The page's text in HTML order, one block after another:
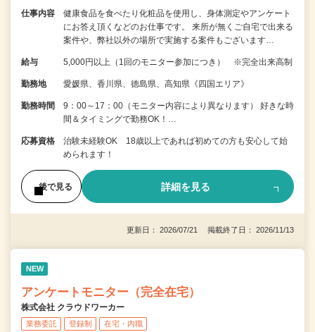
仕事内容
健康食品を食べたり化粧品を使用し、身体測定やアンケート
にお答え頂くなどのお仕事です。 来所が無くご自宅で出来る
案件や、弊社以外の場所で実施する案件もございます…
給与 5,000円以上（1回のモニター参加につき） ※完全出来高制
勤務地 愛媛県、香川県、徳島県、高知県《四国エリア》
勤務時間
9：00～17：00（モニター内容により異なります） 好きな時
間＆タイミングで勤務OK！…
応募資格
治験未経験OK 18歳以上であれば初めての方も安心して始
められます！
後で見る 詳細を見る
更新日： 2026/07/21 掲載終了日： 2026/11/13
NEW
アンケートモニター（完全在宅）
株式会社 クラウドワーカー
業務委託 登録制 在宅・内職